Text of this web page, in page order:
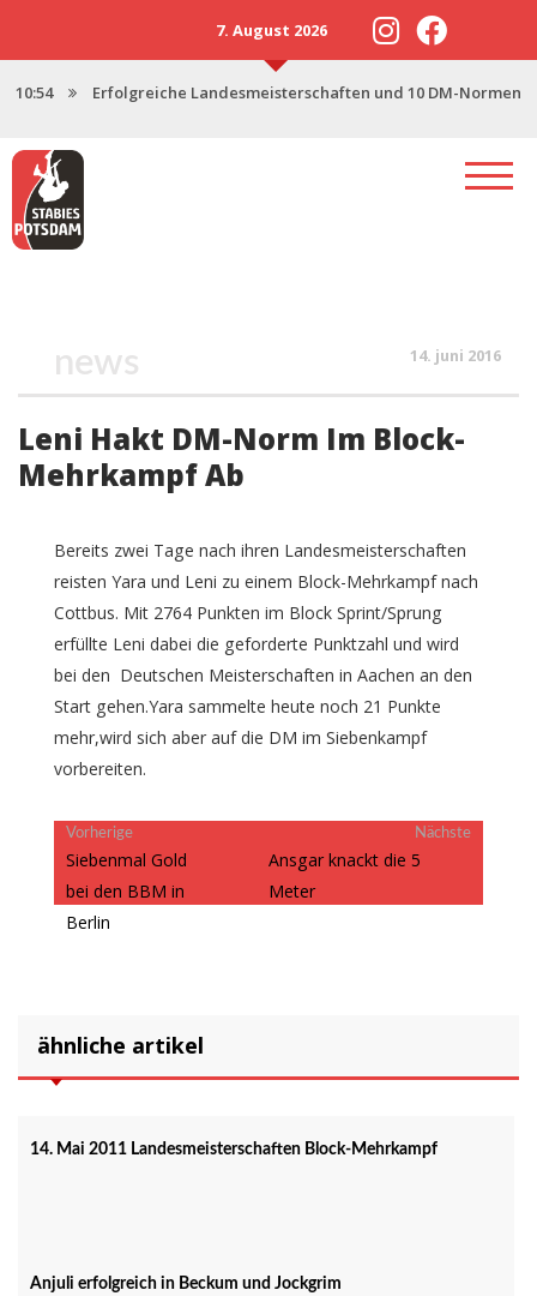
7. August 2026
10:54 Erfolgreiche Landesmeisterschaften und 10 DM-Normen
news
Leni Hakt DM-Norm Im Block-
Mehrkampf Ab
14. juni 2016
Bereits zwei Tage nach ihren Landesmeisterschaften
reisten Yara und Leni zu einem Block-Mehrkampf nach
Cottbus. Mit 2764 Punkten im Block Sprint/Sprung
erfüllte Leni dabei die geforderte Punktzahl und wird
bei den Deutschen Meisterschaften in Aachen an den
Start gehen.Yara sammelte heute noch 21 Punkte
mehr,wird sich aber auf die DM im Siebenkampf
vorbereiten.
Beitragsnavigation
VorherigeVorheriger
Beitrag:
Siebenmal Gold
bei den BBM in
Berlin
NächsteNächster
Ansgar knackt die 5
Meter
ähnliche artikel
14. Mai 2011 Landesmeisterschaften Block-Mehrkampf
Anjuli erfolgreich in Beckum und Jockgrim